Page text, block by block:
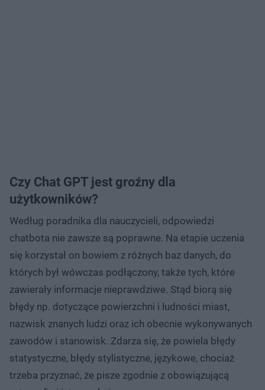
Czy Chat GPT jest groźny dla
użytkowników?
Według poradnika dla nauczycieli, odpowiedzi
chatbota nie zawsze są poprawne. Na etapie uczenia
się korzystał on bowiem z różnych baz danych, do
których był wówczas podłączony, także tych, które
zawierały informacje nieprawdziwe. Stąd biorą się
błędy np. dotyczące powierzchni i ludności miast,
nazwisk znanych ludzi oraz ich obecnie wykonywanych
zawodów i stanowisk. Zdarza się, że powiela błędy
statystyczne, błędy stylistyczne, językowe, chociaż
trzeba przyznać, że pisze zgodnie z obowiązującą